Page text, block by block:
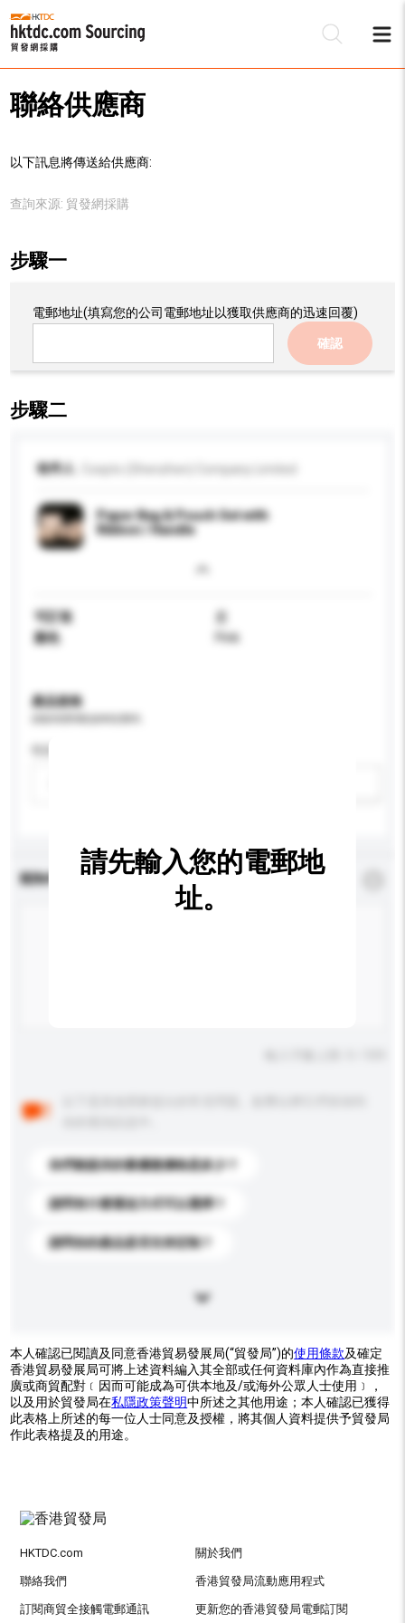
聯絡供應商
以下訊息將傳送給供應商:
查詢來源: 貿發網採購
步驟一
電郵地址(填寫您的公司電郵地址以獲取供應商的迅速回覆)
確認
步驟二
收件人
Paper Bag & Pouch Set with
Ribbon / Handle
可訂造
是
顏色
Pink
產品規格
查詢內容 * 必須填寫
你們能提供的最優惠價格是多少？
請問有什麼運送方式可以選擇？
請問你的產品是否支持定制？
請先輸入您的電郵地
址。
本人確認已閱讀及同意香港貿易發展局(“貿發局”)的使用條款及確定
香港貿易發展局可將上述資料編入其全部或任何資料庫內作為直接推
廣或商貿配對﹝因而可能成為可供本地及/或海外公眾人士使用﹞，
以及用於貿發局在私隱政策聲明中所述之其他用途；本人確認已獲得
此表格上所述的每一位人士同意及授權，將其個人資料提供予貿發局
作此表格提及的用途。
HKTDC.com 關於我們
聯絡我們 香港貿發局流動應用程式
訂閱商貿全接觸電郵通訊 更新您的香港貿發局電郵訂閱